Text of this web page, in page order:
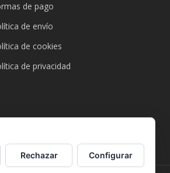
de pago
de envío
de cookies
de privacidad
Rechazar Configurar